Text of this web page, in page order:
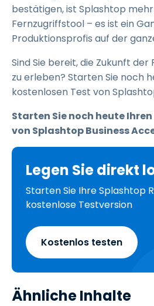
bestätigen, ist Splashtop
Fernzugriffstool – es ist ein
Produktionsprofis auf der
Sind Sie bereit, die Zukunft
zu erleben? Starten Sie noch
kostenlosen Test von
Starten Sie noch heute
von Splashtop Business
Legen Sie direkt
Starten Sie Ihre Splashtop
kostenlose Testversion
Kostenlos testen
Ähnliche Inhalte